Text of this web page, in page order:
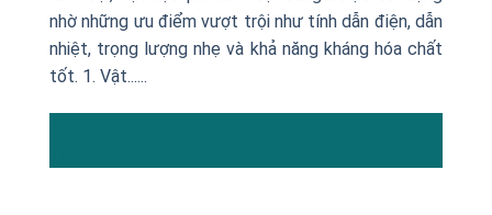
nhờ những ưu điểm vượt trội như tính dẫn điện, dẫn
nhiệt, trọng lượng nhẹ và khả năng kháng hóa chất
tốt. 1. Vật......